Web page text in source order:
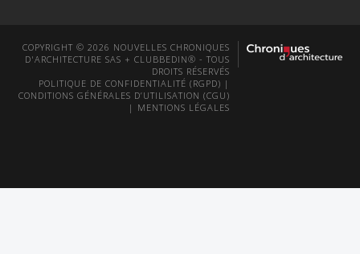
COPYRIGHT © 2026 NOUVELLES CHRONIQUES
D'ARCHITECTURE SAS + CLUBBEDIN® - TOUS
DROITS RÉSERVÉS
POLITIQUE DE CONFIDENTIALITÉ (RGPD) |
CONDITIONS GÉNÉRALES D’UTILISATION (CGU)
| MENTIONS LÉGALES